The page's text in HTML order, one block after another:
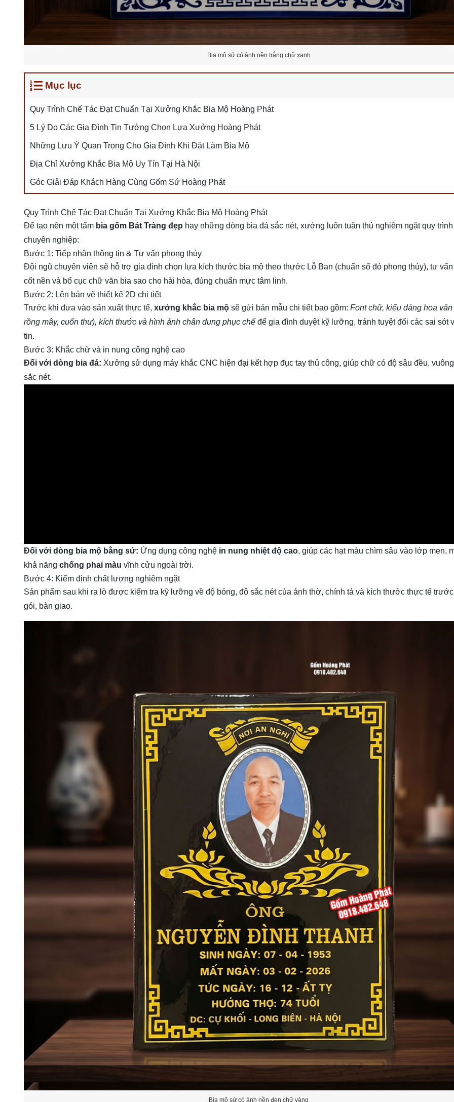
Bia mộ sứ có ảnh nền trắng chữ xanh
Mục lục
Quy Trình Chế Tác Đạt Chuẩn Tại Xưởng Khắc Bia Mộ Hoàng Phát
5 Lý Do Các Gia Đình Tin Tưởng Chọn Lựa Xưởng Hoàng Phát
Những Lưu Ý Quan Trọng Cho Gia Đình Khi Đặt Làm Bia Mộ
Địa Chỉ Xưởng Khắc Bia Mộ Uy Tín Tại Hà Nội
Góc Giải Đáp Khách Hàng Cùng Gốm Sứ Hoàng Phát
Quy Trình Chế Tác Đạt Chuẩn Tại Xưởng Khắc Bia Mộ Hoàng Phát
Để tạo nên một tấm bia gốm Bát Tràng đẹp hay những dòng bia đá sắc nét, xưởng luôn tuân thủ nghiêm ngặt quy
chuyên nghiệp:
Bước 1: Tiếp nhận thông tin & Tư vấn phong thủy
Đội ngũ chuyên viên sẽ hỗ trợ gia đình chọn lựa kích thước bia mộ theo thước Lỗ Ban (chuẩn số đỏ phong thủy), tư
cốt nền và bố cục chữ văn bia sao cho hài hòa, đúng chuẩn mực tâm linh.
Bước 2: Lên bản vẽ thiết kế 2D chi tiết
Trước khi đưa vào sản xuất thực tế, xưởng khắc bia mộ sẽ gửi bản mẫu chi tiết bao gồm: Font chữ, kiểu dáng hoa
rồng mây, cuốn thư), kích thước và hình ảnh chân dung phục chế để gia đình duyệt kỹ lưỡng, tránh tuyệt đối các sai sót
tin.
Bước 3: Khắc chữ và in nung công nghệ cao
Đối với dòng bia đá: Xưởng sử dụng máy khắc CNC hiện đại kết hợp đục tay thủ công, giúp chữ có độ sâu đều,
sắc nét.
Đối với dòng bia mộ bằng sứ: Ứng dụng công nghệ in nung nhiệt độ cao, giúp các hạt màu chìm sâu vào lớp men,
khả năng chống phai màu vĩnh cửu ngoài trời.
Bước 4: Kiểm định chất lượng nghiêm ngặt
Sản phẩm sau khi ra lò được kiểm tra kỹ lưỡng về độ bóng, độ sắc nét của ảnh thờ, chính tả và kích thước thực tế
gói, bàn giao.
Bia mộ sứ có ảnh nền đen chữ vàng